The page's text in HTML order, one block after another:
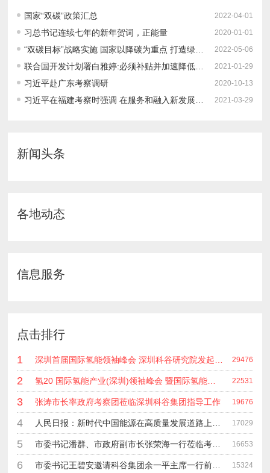
国家“双碳”政策汇总 2022-04-01
习总书记连续七年的新年贺词，正能量 2020-01-01
“双碳目标”战略实施 国家以降碳为重点 打造绿色低碳智慧新城 2022-05-06
联合国开发计划署白雅婷:必须补贴并加速降低可再生能源制氢的成本｜百人会2021云论坛 2021-01-29
习近平赴广东考察调研 2020-10-13
习近平在福建考察时强调 在服务和融入新发展格局上展现更大作为 奋力谱写全面建设社会主义现代化国家福建篇章 2021-03-29
新闻头条
各地动态
信息服务
点击排行
1 深圳首届国际氢能领袖峰会 深圳科谷研究院发起主办 在深能源集团成功召开 会上相关单位 研发机构 龙头企业等签约合作 29476
2 氢20 国际氢能产业(深圳)领袖峰会 暨国际氢能产业链展览会 22531
3 张涛市长率政府考察团莅临深圳科谷集团指导工作 19676
4 人民日报：新时代中国能源在高质量发展道路上奋勇前进 17029
5 市委书记潘群、市政府副市长张荣海一行莅临考察指导工作 16653
6 市委书记王碧安邀请科谷集团余一平主席一行前往工业转移园考察合作 15324